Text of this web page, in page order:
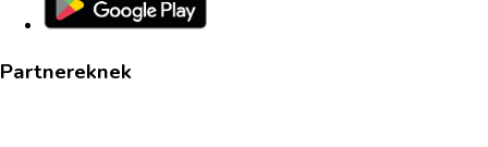
Partnereknek